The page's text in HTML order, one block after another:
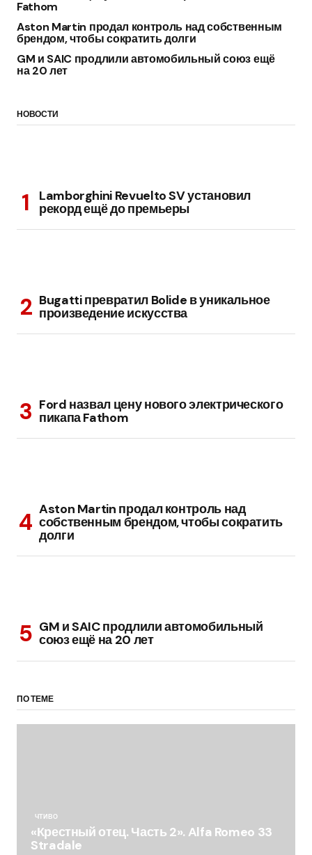
Fathom
Aston Martin продал контроль над собственным
брендом, чтобы сократить долги
GM и SAIC продлили автомобильный союз ещё
на 20 лет
НОВОСТИ
Lamborghini Revuelto SV установил
рекорд ещё до премьеры
Bugatti превратил Bolide в уникальное
произведение искусства
Ford назвал цену нового электрического
пикапа Fathom
Aston Martin продал контроль над
собственным брендом, чтобы сократить
долги
GM и SAIC продлили автомобильный
союз ещё на 20 лет
ПО ТЕМЕ
ЧТИВО
«Крестный отец. Часть 2». Alfa Romeo 33
Stradale